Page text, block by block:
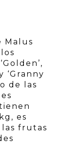
Malus
‘Granny
de las
es
frutas